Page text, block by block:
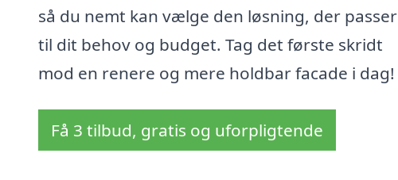
så du nemt kan vælge den løsning, der passer
til dit behov og budget. Tag det første skridt
mod en renere og mere holdbar facade i dag!
Få 3 tilbud, gratis og uforpligtende